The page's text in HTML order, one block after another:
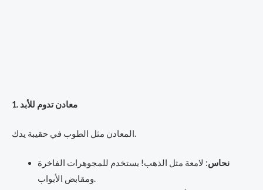
1. معادن تدوم للأبد
المعادن مثل الطوب في حقيبة يدك.
نحاس: لامعة مثل الذهب! يستخدم للمجوهرات الفاخرة
ومقابض الأبواب.